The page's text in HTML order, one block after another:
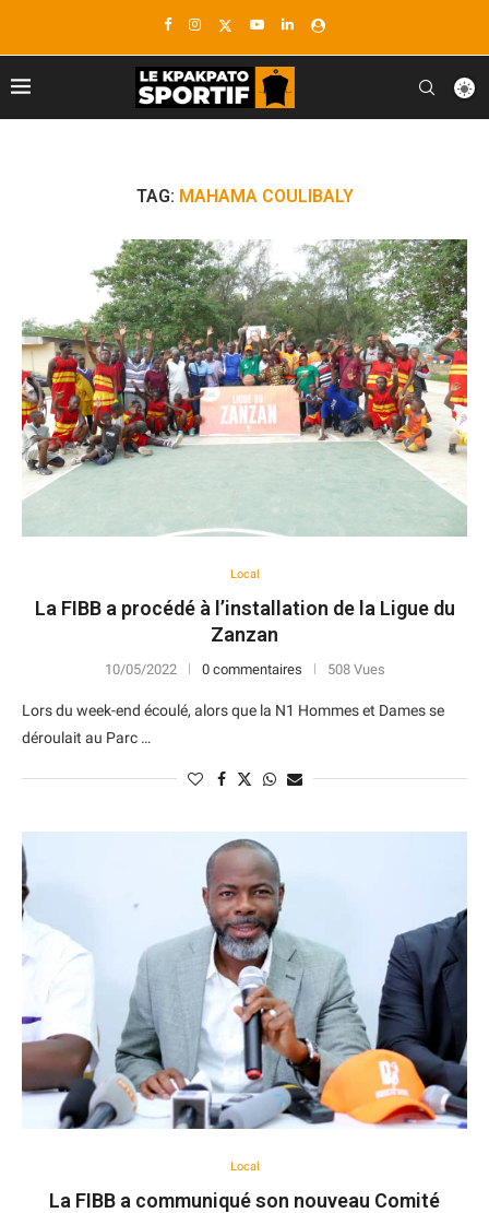
TAG: MAHAMA COULIBALY
Local
La FIBB a procédé à l’installation de la Ligue du
Zanzan
10/05/2022 0 commentaires 508 Vues
Lors du week-end écoulé, alors que la N1 Hommes et Dames se
déroulait au Parc …
Local
La FIBB a communiqué son nouveau Comité